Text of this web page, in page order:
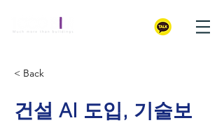
< Back
건설 AI 도입, 기술보